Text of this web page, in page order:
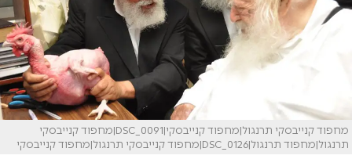
מחפוד קנייבסקי תרנגול|מחפוד קנייבסקי|DSC_0091|מחפוד קנייבסקי
תרנגול|מחפוד תרנגול|DSC_0126|מחפוד קנייבסקי תרנגול|מחפוד קנייבסקי